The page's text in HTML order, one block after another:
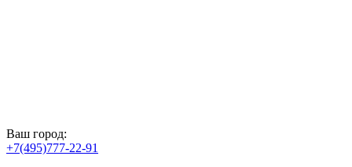
Ваш город:
+7(495)777-22-91